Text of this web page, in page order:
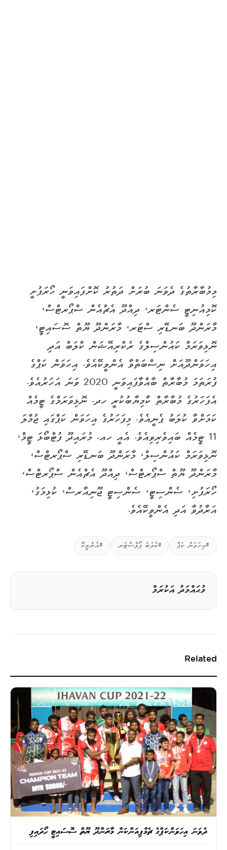
މިމުބާރާތުގެ ދެވަނަ ބުރަށް ދަތުރު ކޮށްފައިވަނީ ހޯރަފުށީ
ކޮމިއުނިޓީ ސެންޓަރ، ދިއްދޫ އެޗްއެން ސްޕޯރޓްސް،
މާރަންދޫ ބަނޑޭރި ސްޓަރ، މާރަންދޫ ޔޫތް ސޮސައިޓީ،
ނޮޅިވަރަމް ކައުންސިލްގެ ރެކްރިއޭޝަން ކްލަބް އަދި
އިހަވަންދޫއަށް ނިސްބަތްވާ އެންވީކޭއެވެ. އިހަވަން ކަޕްގެ
ފުރަތަމަ މުބާރާތް ބާއްވާފައިވަނީ 2020 ވަނަ އަހަރުއެވެ.
އެފަހަރުގެ މުބާރާތް ކާމިޔާބުކުރީ ހދ. ނޮޅިވަރަމްގެ ޓީމެއް
ކަމަށްވާ ކުލަބު ޕެނީއެވެ. މިފަހަރުގެ އިހަވަން ކަޕްގައި ޖުމްލަ
11 ޓީމެއް ބައިވެރިވިއެވެ. އެއީ ހއ. މުރައިދޫ ފުޓްބޯޅަ ޓީމް،
ނޮޅިވަރަމް ކައުންސިލް، މާރަންދޫ ބަނޑޭރި ސްޕޯރޓްސް،
މާރަންދޫ ޔޫތް ސްޕޯރޓްސް، ދިއްދޫ އެޗްއެން ސްޕޯރޓްސް،
ހޯރަފުށި، ސެންސިޓީ، ސެންސިޓީ ޖޫނިއާރސް، ކުޅިމަގު،
އަރާދުވާ އަދި އެންވީކޭއެވެ.
#އިހަވަން ކަޕް #ކުލަބު ޕޯލްސްޓަރ #އެންވީކޭ
މުޙައްމަދު އަކުރަމް
Related
ދެވަނަ އިހަވަންކަޕްގެ ޗެމްޕިއަންކަން މާރަންދޫ ޔޫތް ސޮސައިޓީ ހޯދައިފި